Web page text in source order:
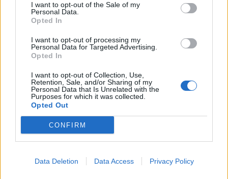
I want to opt-out of the Sale of my
Personal Data.
Opted In
I want to opt-out of processing my
Personal Data for Targeted Advertising.
Opted In
I want to opt-out of Collection, Use,
Retention, Sale, and/or Sharing of my
Personal Data that Is Unrelated with the
Purposes for which it was collected.
Opted Out
CONFIRM
Data Deletion Data Access Privacy Policy
Így dolgoznak home officeból az élelmesek,
miközben utazgatnak: itt a TOP10 úticél, ahol
ezt legkönnyebben megteheted
Az IWG kutatása szerint a helyfüggetlen munkavégzés a
válaszadók 90%-ánál javította a munka és a magánélet